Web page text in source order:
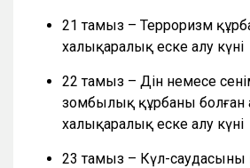
21 тамыз – Терроризм
халықаралық еске алу күні
22 тамыз – Дін немесе
зомбылық құрбаны
халықаралық еске алу күні
23 тамыз – Күл-